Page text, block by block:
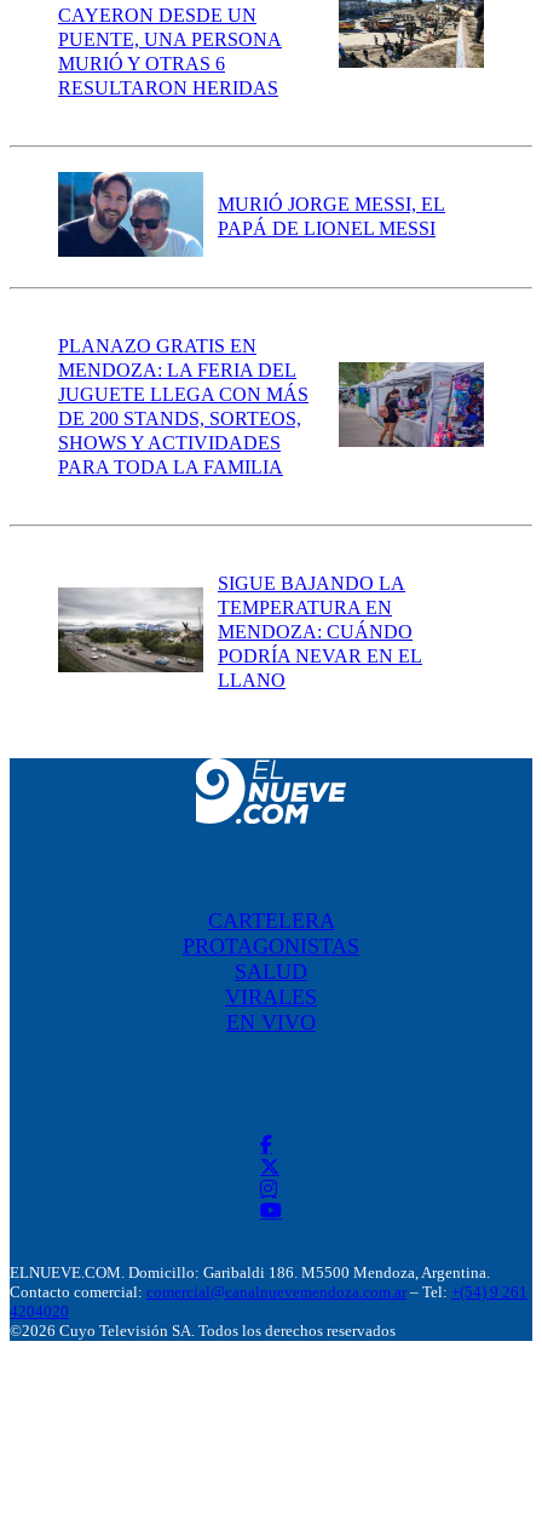
CAYERON DESDE UN
PUENTE, UNA PERSONA
MURIÓ Y OTRAS 6
RESULTARON HERIDAS
MURIÓ JORGE MESSI, EL
PAPÁ DE LIONEL MESSI
PLANAZO GRATIS EN
MENDOZA: LA FERIA DEL
JUGUETE LLEGA CON MÁS
DE 200 STANDS, SORTEOS,
SHOWS Y ACTIVIDADES
PARA TODA LA FAMILIA
SIGUE BAJANDO LA
TEMPERATURA EN
MENDOZA: CUÁNDO
PODRÍA NEVAR EN EL
LLANO
CARTELERA
PROTAGONISTAS
SALUD
VIRALES
EN VIVO
ELNUEVE.COM. Domicillo: Garibaldi 186. M5500 Mendoza, Argentina.
Contacto comercial: comercial@canalnuevemendoza.com.ar – Tel: +(54) 9 261
4204020
©2026 Cuyo Televisión SA. Todos los derechos reservados